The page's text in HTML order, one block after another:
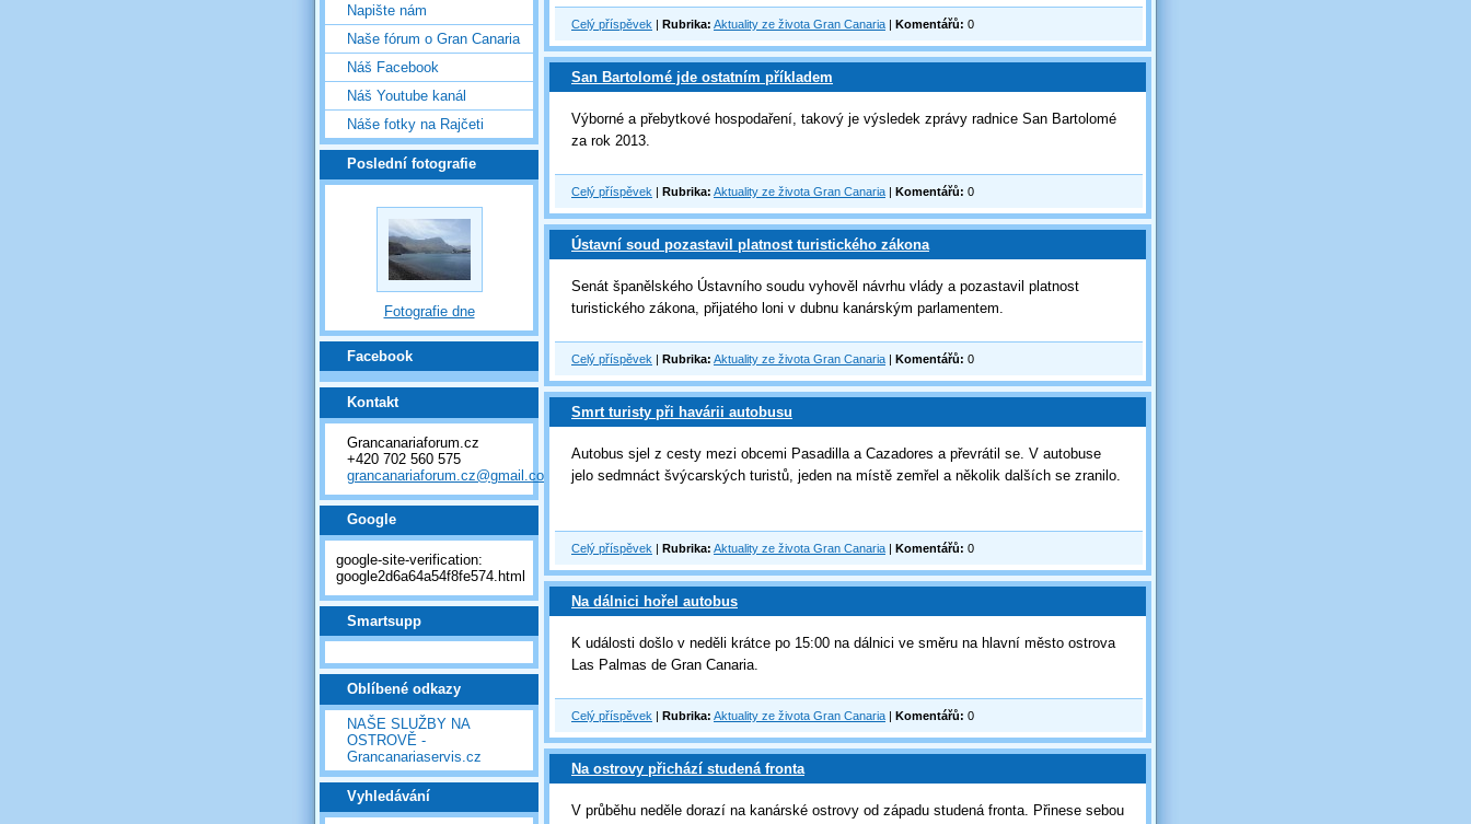
Napište nám
Naše fórum o Gran Canaria
Náš Facebook
Náš Youtube kanál
Náše fotky na Rajčeti
Poslední fotografie
Fotografie dne
Facebook
Kontakt
Grancanariaforum.cz
+420 702 560 575
grancanariaforum.cz@gmail.com
Google
google-site-verification:
google2d6a64a54f8fe574.html
Smartsupp
Oblíbené odkazy
NAŠE SLUŽBY NA
OSTROVĚ -
Grancanariaservis.cz
Vyhledávání
Celý příspěvek | Rubrika: Aktuality ze života Gran Canaria | Komentářů: 0
San Bartolomé jde ostatním příkladem
Výborné a přebytkové hospodaření, takový je výsledek zprávy radnice San Bartolomé
za rok 2013.
Celý příspěvek | Rubrika: Aktuality ze života Gran Canaria | Komentářů: 0
Ústavní soud pozastavil platnost turistického zákona
Senát španělského Ústavního soudu vyhověl návrhu vlády a pozastavil platnost
turistického zákona, přijatého loni v dubnu kanárským parlamentem.
Celý příspěvek | Rubrika: Aktuality ze života Gran Canaria | Komentářů: 0
Smrt turisty při havárii autobusu
Autobus sjel z cesty mezi obcemi Pasadilla a Cazadores a převrátil se. V autobuse
jelo sedmnáct švýcarských turistů, jeden na místě zemřel a několik dalších se zranilo.
Celý příspěvek | Rubrika: Aktuality ze života Gran Canaria | Komentářů: 0
Na dálnici hořel autobus
K události došlo v neděli krátce po 15:00 na dálnici ve směru na hlavní město ostrova
Las Palmas de Gran Canaria.
Celý příspěvek | Rubrika: Aktuality ze života Gran Canaria | Komentářů: 0
Na ostrovy přichází studená fronta
V průběhu neděle dorazí na kanárské ostrovy od západu studená fronta. Přinese sebou